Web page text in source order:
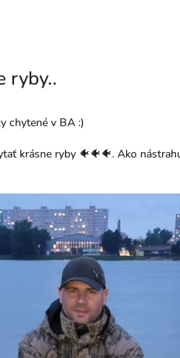
ryby..
chytené v BA :)
krásne ryby 🐠🐠🐠. Ako